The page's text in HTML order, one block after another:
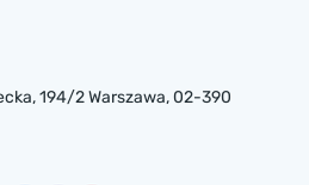
, 194/2 Warszawa, 02-390